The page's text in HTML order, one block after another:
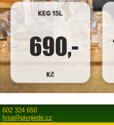
602 324 650
lysa@pivojede.cz